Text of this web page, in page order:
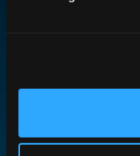
implante. Al
el momento de la
antes de la
osteointegración.